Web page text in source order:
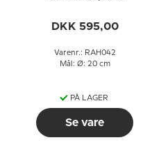
DKK 595,00
Varenr.: RAH042
Mål: Ø: 20 cm
PÅ LAGER
Se vare